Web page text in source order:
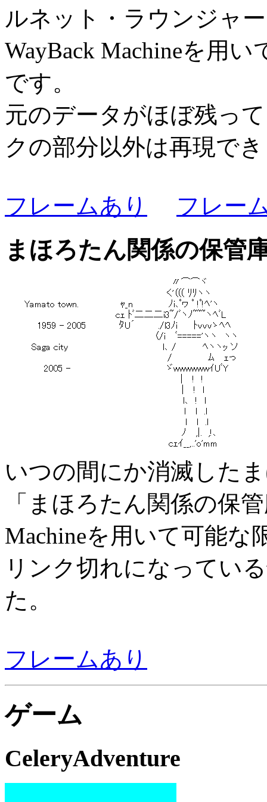
ルネット・ラウンジャ
WayBack Machineを用
です。
元のデータがほぼ残っ
クの部分以外は再現で
フレームあり フレー
まほろたん関係の保管
いつの間にか消滅した
「まほろたん関係の保
Machineを用いて可能な
リンク切れになってい
た。
フレームあり
ゲーム
CeleryAdventure